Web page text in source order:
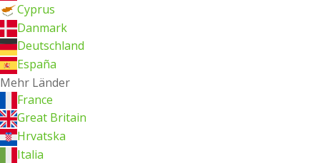
Cyprus
Danmark
Deutschland
España
Mehr Länder
France
Great Britain
Hrvatska
Italia